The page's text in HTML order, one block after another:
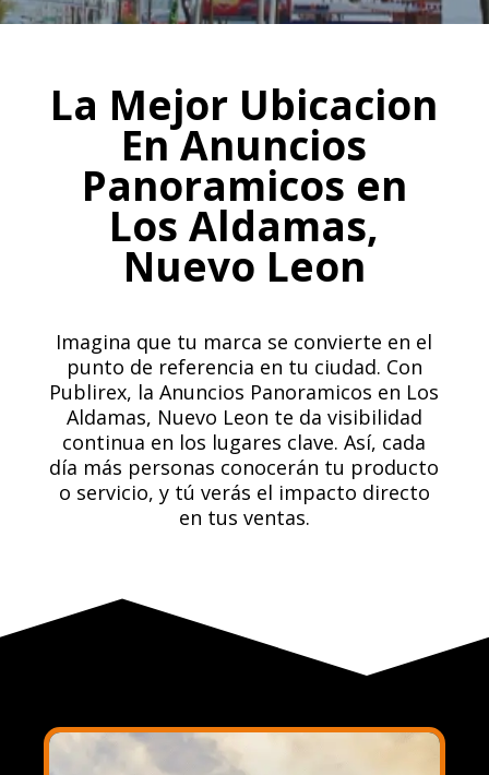
La Mejor Ubicacion
En Anuncios
Panoramicos en
Los Aldamas,
Nuevo Leon
Imagina que tu marca se convierte en el
punto de referencia en tu ciudad. Con
Publirex, la Anuncios Panoramicos en Los
Aldamas, Nuevo Leon te da visibilidad
continua en los lugares clave. Así, cada
día más personas conocerán tu producto
o servicio, y tú verás el impacto directo
en tus ventas.